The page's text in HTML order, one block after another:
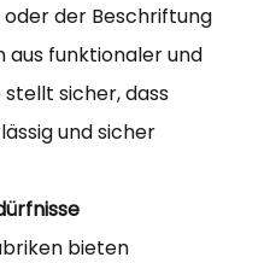
der Beschriftung
aus funktionaler und
sicher, dass
und sicher
bieten